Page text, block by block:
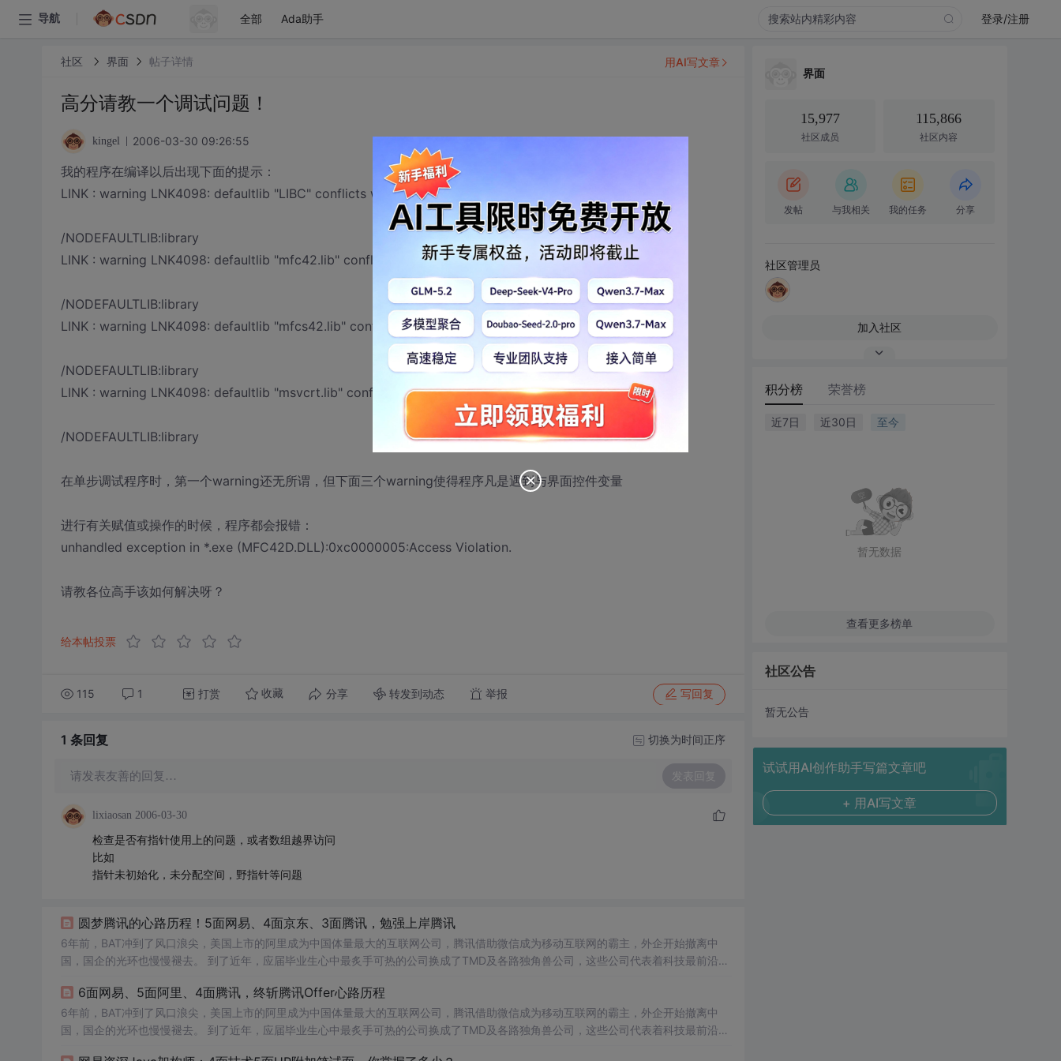
导航 全部 Ada助手 登录/注册
社区 界面 帖子详情
高分请教一个调试问题！
kingel 2006-03-30 09:26:55
我的程序在编译以后出现下面的提示：
LINK : warning LNK4098: defaultlib "LIBC" conflicts with use of other libs; use
/NODEFAULTLIB:library
LINK : warning LNK4098: defaultlib "mfc42.lib" conflicts with use of other libs; use
/NODEFAULTLIB:library
LINK : warning LNK4098: defaultlib "mfcs42.lib" conflicts with use of other libs; use
/NODEFAULTLIB:library
LINK : warning LNK4098: defaultlib "msvcrt.lib" conflicts with use of other libs; use
/NODEFAULTLIB:library
在单步调试程序时，第一个warning还无所谓，但下面三个warning使得程序凡是遇到与界面控件变量
进行有关赋值或操作的时候，程序都会报错：
unhandled exception in *.exe (MFC42D.DLL):0xc0000005:Access Violation.
请教各位高手该如何解决呀？
给本帖投票
115 1 打赏 收藏 分享 转发到动态 举报 写回复
用AI写文章
1 条回复 切换为时间正序
请发表友善的回复… 发表回复
lixiaosan 2006-03-30
检查是否有指针使用上的问题，或者数组越界访问
比如
指针未初始化，未分配空间，野指针等问题
圆梦腾讯的心路历程！5面网易、4面京东、3面腾讯，勉强上岸腾讯
6年前，BAT冲到了风口浪尖，美国上市的阿里成为中国体量最大的互联网公司，腾讯借助微信成为移动互联网的霸主，外企开始撤离中
国，国企的光环也慢慢褪去。 到了近年，应届毕业生心中最炙手可热的公司换成了TMD及各路独角兽公司，这些公司代表着科技最前沿，
6面网易、5面阿里、4面腾讯，终斩腾讯Offer心路历程
6年前，BAT冲到了风口浪尖，美国上市的阿里成为中国体量最大的互联网公司，腾讯借助微信成为移动互联网的霸主，外企开始撤离中
国，国企的光环也慢慢褪去。 到了近年，应届毕业生心中最炙手可热的公司换成了TMD及各路独角兽公司，这些公司代表着科技最前沿，
界面
15,977
社区成员
115,866
社区内容
发帖 与我相关 我的任务 分享
社区管理员
加入社区
积分榜 荣誉榜
近7日 近30日 至今
暂无数据
查看更多榜单
社区公告
暂无公告
试试用AI创作助手写篇文章吧
+ 用AI写文章